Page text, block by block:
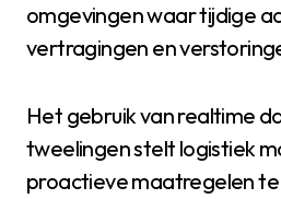
omgevingen waar tijdige
vertragingen en
Het gebruik van realtime
tweelingen stelt logistiek
proactieve maatregelen te